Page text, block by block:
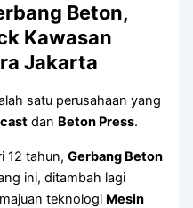
Beton,
Kawasan
Jakarta
satu perusahaan yang
dan Beton Press.
12 tahun,Gerbang Beton
ini, ditambah lagi
teknologi Mesin